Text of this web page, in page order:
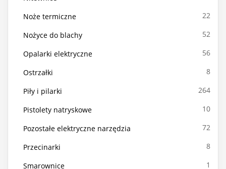
Noże termiczne 22
Nożyce do blachy 52
Opalarki elektryczne 56
Ostrzałki 8
Piły i pilarki 264
Pistolety natryskowe 10
Pozostałe elektryczne narzędzia 72
Przecinarki 8
Smarownice 1